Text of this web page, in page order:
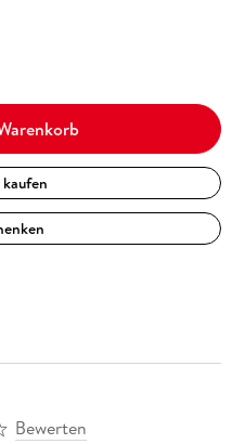
Bewerten